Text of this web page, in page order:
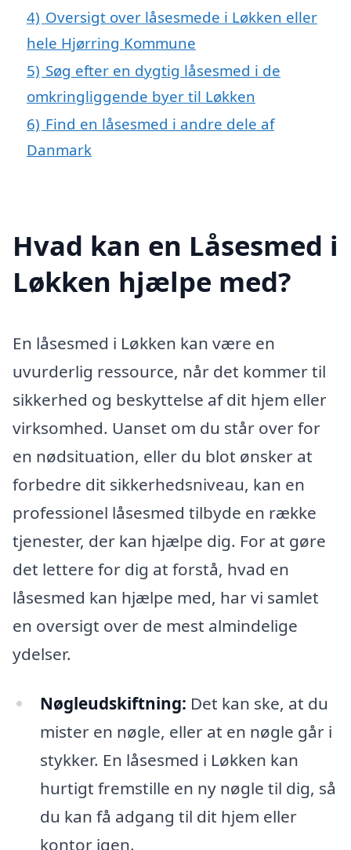
4) Oversigt over låsesmede i Løkken eller
hele Hjørring Kommune
5) Søg efter en dygtig låsesmed i de
omkringliggende byer til Løkken
6) Find en låsesmed i andre dele af
Danmark
Hvad kan en Låsesmed i
Løkken hjælpe med?
En låsesmed i Løkken kan være en
uvurderlig ressource, når det kommer til
sikkerhed og beskyttelse af dit hjem eller
virksomhed. Uanset om du står over for
en nødsituation, eller du blot ønsker at
forbedre dit sikkerhedsniveau, kan en
professionel låsesmed tilbyde en række
tjenester, der kan hjælpe dig. For at gøre
det lettere for dig at forstå, hvad en
låsesmed kan hjælpe med, har vi samlet
en oversigt over de mest almindelige
ydelser.
Nøgleudskiftning: Det kan ske, at du
mister en nøgle, eller at en nøgle går i
stykker. En låsesmed i Løkken kan
hurtigt fremstille en ny nøgle til dig, så
du kan få adgang til dit hjem eller
kontor igen.